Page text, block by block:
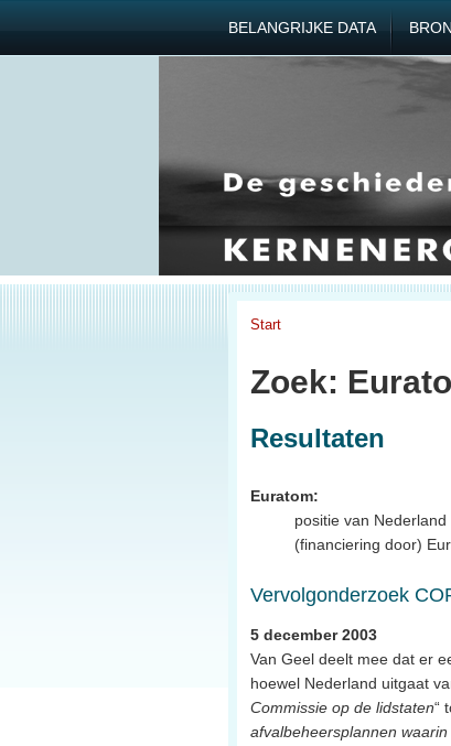
BELANGRIJKE DATA
Start
Zoek:
Resultaten
Euratom:
positie van
(financiering door)
Vervolgonderzoek
5 december 2003
Van Geel deelt mee dat er
hoewel Nederland uitgaat
Commissie op de lidstaten“
afvalbeheersplannen